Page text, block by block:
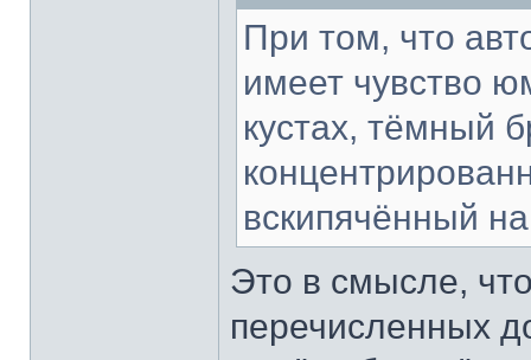
При том, что
имеет чувство
кустах, тёмный
вскипячённый
Это в смысле,
перечисленных